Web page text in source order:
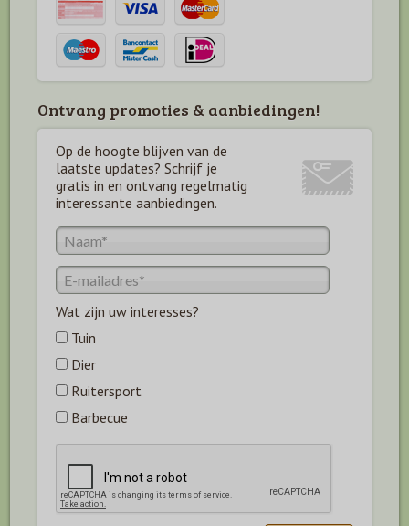
Ontvang promoties & aanbiedingen!
Op de hoogte blijven van de
laatste updates? Schrijf je
gratis in en ontvang regelmatig
interessante aanbiedingen.
Wat zijn uw interesses?
Tuin
Dier
Ruitersport
Barbecue